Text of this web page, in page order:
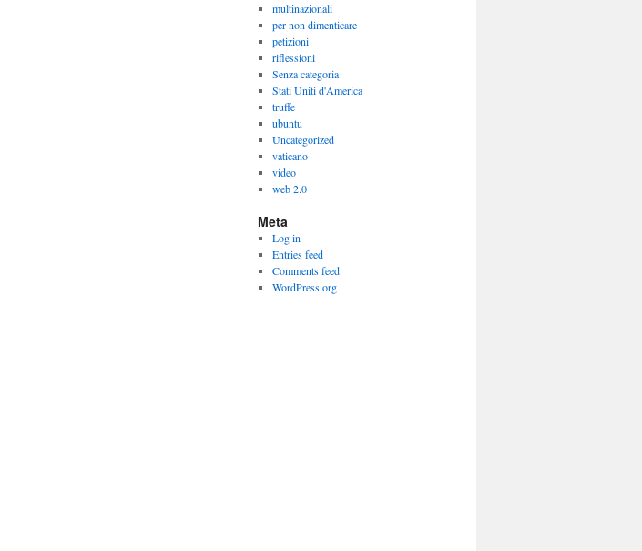
multinazionali
per non dimenticare
petizioni
riflessioni
Senza categoria
Stati Uniti d'America
truffe
ubuntu
Uncategorized
vaticano
video
web 2.0
Meta
Log in
Entries feed
Comments feed
WordPress.org